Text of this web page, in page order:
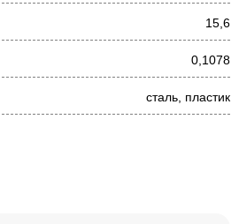
15,6
0,1078
сталь, пластик